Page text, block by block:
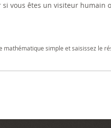
vous êtes un visiteur
mathématique simple et saisissez le